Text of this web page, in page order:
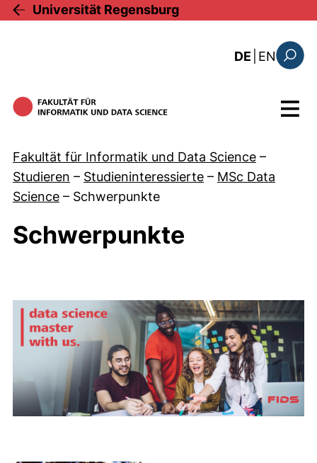
Direkt zum Inhalt
Universität Regensburg
DE EN: this
Menü
Fakultät für Informatik und Data Science –
Studieren – Studieninteressierte – MSc Data
Science – Schwerpunkte
Schwerpunkte